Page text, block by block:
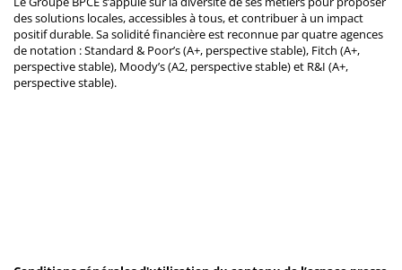
des solutions locales, accessibles à tous, et contribuer à un impact
positif durable. Sa solidité financière est reconnue par quatre agences
de notation : Standard & Poor’s (A+, perspective stable), Fitch (A+,
perspective stable), Moody’s (A2, perspective stable) et R&I (A+,
perspective stable).